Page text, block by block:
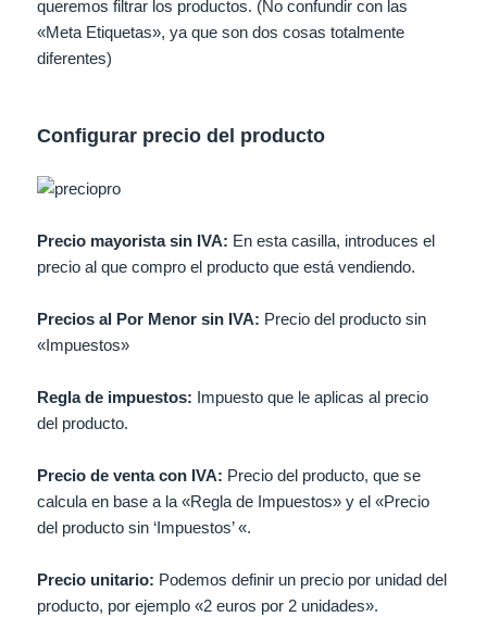
queremos filtrar los productos. (No confundir con las
«Meta Etiquetas», ya que son dos cosas totalmente
diferentes)
Configurar precio del producto
Precio mayorista sin IVA: En esta casilla, introduces el
precio al que compro el producto que está vendiendo.
Precios al Por Menor sin IVA: Precio del producto sin
«Impuestos»
Regla de impuestos: Impuesto que le aplicas al precio
del producto.
Precio de venta con IVA: Precio del producto, que se
calcula en base a la «Regla de Impuestos» y el «Precio
del producto sin ‘Impuestos’ «.
Precio unitario: Podemos definir un precio por unidad del
producto, por ejemplo «2 euros por 2 unidades».